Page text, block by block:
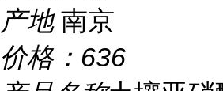
产地 南京
价格： 636